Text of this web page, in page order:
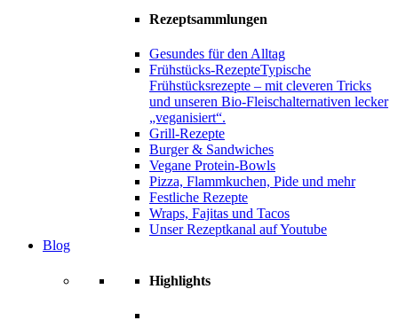
Rezeptsammlungen
Gesundes für den Alltag
Frühstücks-RezepteTypische
Frühstücksrezepte – mit cleveren Tricks
und unseren Bio-Fleischalternativen lecker
„veganisiert“.
Grill-Rezepte
Burger & Sandwiches
Vegane Protein-Bowls
Pizza, Flammkuchen, Pide und mehr
Festliche Rezepte
Wraps, Fajitas und Tacos
Unser Rezeptkanal auf Youtube
Blog
Highlights